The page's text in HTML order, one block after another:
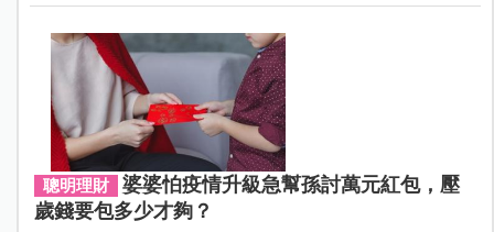
聰明理財
婆婆怕疫情升級急幫孫討萬元紅包，壓
歲錢要包多少才夠？